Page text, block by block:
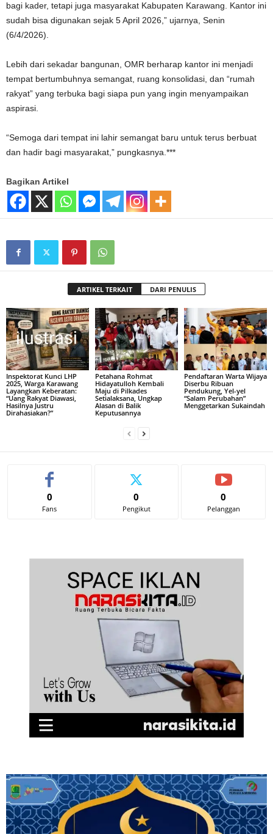
bagi kader, tetapi juga masyarakat Kabupaten Karawang. Kantor ini
sudah bisa digunakan sejak 5 April 2026,” ujarnya, Senin
(6/4/2026).
Lebih dari sekadar bangunan, OMR berharap kantor ini menjadi
tempat bertumbuhnya semangat, ruang konsolidasi, dan “rumah
rakyat” yang terbuka bagi siapa pun yang ingin menyampaikan
aspirasi.
“Semoga dari tempat ini lahir semangat baru untuk terus berbuat
dan hadir bagi masyarakat,” pungkasnya.***
Bagikan Artikel
ARTIKEL TERKAIT DARI PENULIS
Inspektorat Kunci LHP
2025, Warga Karawang
Layangkan Keberatan:
“Uang Rakyat Diawasi,
Hasilnya Justru
Dirahasiakan?”
Petahana Rohmat
Hidayatulloh Kembali
Maju di Pilkades
Setialaksana, Ungkap
Alasan di Balik
Keputusannya
Pendaftaran Warta Wijaya
Diserbu Ribuan
Pendukung, Yel-yel
“Salam Perubahan”
Menggetarkan Sukaindah
0
Fans
0
Pengikut
0
Pelanggan